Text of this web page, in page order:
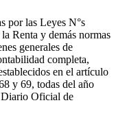
por las Leyes N°s
Renta y demás normas
generales de
completa,
en el artículo
y 69, todas del año
Oficial de